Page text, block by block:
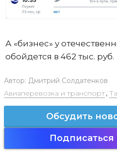
А «бизнес» у
обойдется в 462 тыс. руб.
Автор: Дмитрий Солдатенков
Авиаперевозка и транспорт,
Обсудить
Подписаться